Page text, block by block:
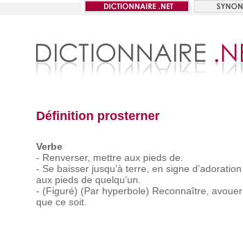
Définition prosterner
Verbe
- Renverser, mettre aux pieds de.
- Se baisser jusqu’à terre, en signe d’adoration
aux pieds de quelqu’un.
- (Figuré) (Par hyperbole) Reconnaître, avouer
que ce soit.